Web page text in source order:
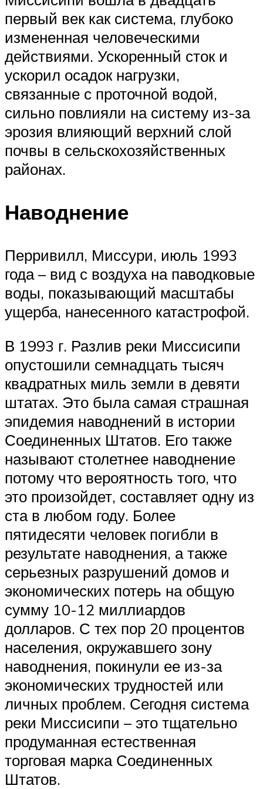
первый век как система, глубоко
измененная человеческими
действиями. Ускоренный сток и
ускорил осадок нагрузки,
связанные с проточной водой,
сильно повлияли на систему из-за
эрозия влияющий верхний слой
почвы в сельскохозяйственных
районах.
Наводнение
Перривилл, Миссури, июль 1993
года – вид с воздуха на паводковые
воды, показывающий масштабы
ущерба, нанесенного катастрофой.
В 1993 г. Разлив реки Миссисипи
опустошили семнадцать тысяч
квадратных миль земли в девяти
штатах. Это была самая страшная
эпидемия наводнений в истории
Соединенных Штатов. Его также
называют столетнее наводнение
потому что вероятность того, что
это произойдет, составляет одну из
ста в любом году. Более
пятидесяти человек погибли в
результате наводнения, а также
серьезных разрушений домов и
экономических потерь на общую
сумму 10-12 миллиардов
долларов. С тех пор 20 процентов
населения, окружавшего зону
наводнения, покинули ее из-за
экономических трудностей или
личных проблем. Сегодня система
реки Миссисипи – это тщательно
продуманная естественная
торговая марка Соединенных
Штатов.